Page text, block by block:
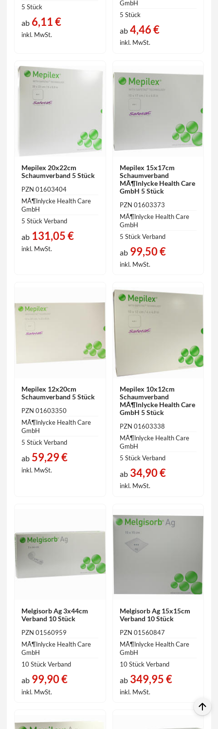
5 Stück
ab 6,11 €
inkl. MwSt.
GmbH
5 Stück
ab4,46 €
inkl. MwSt.
Mepilex 20x22cm
Schaumverband 5 Stück
PZN 01603404
MÃ¶lnlycke Health Care
GmbH
5 Stück Verband
ab 131,05 €
inkl. MwSt.
Mepilex 15x17cm
Schaumverband
MÃ¶lnlycke Health Care
GmbH 5 Stück
PZN 01603373
MÃ¶lnlycke Health Care
GmbH
5 Stück Verband
ab99,50 €
inkl. MwSt.
Mepilex 12x20cm
Schaumverband 5 Stück
PZN 01603350
MÃ¶lnlycke Health Care
GmbH
5 Stück Verband
ab 59,29 €
inkl. MwSt.
Mepilex 10x12cm
Schaumverband
MÃ¶lnlycke Health Care
GmbH 5 Stück
PZN 01603338
MÃ¶lnlycke Health Care
GmbH
5 Stück Verband
ab34,90 €
inkl. MwSt.
Melgisorb Ag 3x44cm
Verband 10 Stück
PZN 01560959
MÃ¶lnlycke Health Care
GmbH
10 Stück Verband
ab 99,90 €
inkl. MwSt.
Melgisorb Ag 15x15cm
Verband 10 Stück
PZN 01560847
MÃ¶lnlycke Health Care
GmbH
10 Stück Verband
ab349,95 €
inkl. MwSt.